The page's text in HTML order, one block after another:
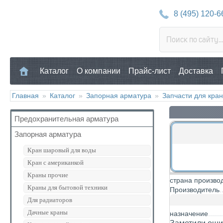
8 (495) 120-
Каталог О компании Прайс-лист Доставка
Главная » Каталог » Запорная арматура » Запчасти для
Предохранительная арматура
Воздухоотводчик
Клапан предохранительный
Манометр/Термометр
Обратный клапан
Поплавковый клапан
Регулятор давления
Кран Маевского
Запорная арматура
Кран шаровый для воды
Кран с американкой
Краны прочие
Краны для бытовой техники
Для радиаторов
Дачные краны
страна
Производитель
назначение